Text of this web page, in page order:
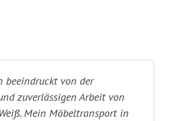
von der
zuverlässigen Arbeit von
Mein Möbeltransport in